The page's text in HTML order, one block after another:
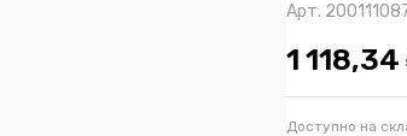
Арт.
1
Доступно на